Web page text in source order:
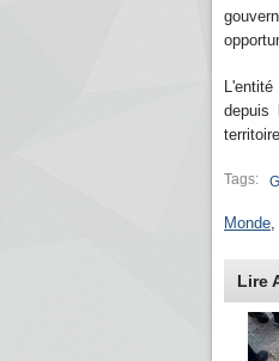
depuis
Tags:
Monde,
Lire